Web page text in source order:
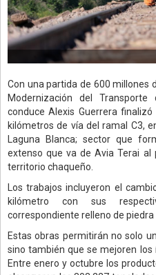
Con una partida de 600 millones
Modernización del
conduce Alexis Guerrera
kilómetros de vía del ramal C3,
Laguna Blanca; sector que
extenso que va de Avia Terai al
territorio chaqueño.
Los trabajos incluyeron el
kilómetro con sus
correspondiente relleno de piedra
Estas obras permitirán no solo
sino también que se mejoren los
Entre enero y octubre los